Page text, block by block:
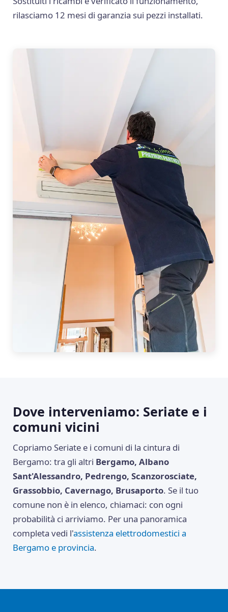
rilasciamo 12 mesi di garanzia sui pezzi installati.
Dove interveniamo: Seriate e i
comuni vicini
Copriamo Seriate e i comuni di la cintura di
Bergamo: tra gli altri Bergamo, Albano
Sant'Alessandro, Pedrengo, Scanzorosciate,
Grassobbio, Cavernago, Brusaporto. Se il tuo
comune non è in elenco, chiamaci: con ogni
probabilità ci arriviamo. Per una panoramica
completa vedi l'assistenza elettrodomestici a
Bergamo e provincia.